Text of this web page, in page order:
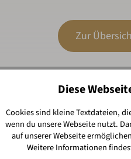
Zur
Diese
Cookies sind kleine Textdateien,
wenn du unsere Webseite nutzt.
auf unserer Webseite
Weitere Informationen